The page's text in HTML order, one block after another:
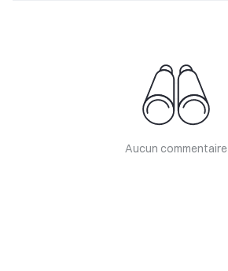
Aucun commentaire